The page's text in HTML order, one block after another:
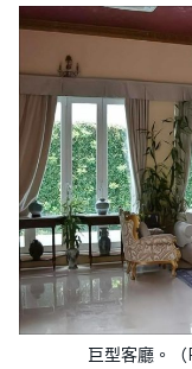
巨型客廳。（